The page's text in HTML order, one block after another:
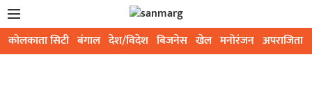
कोलकाता सिटी बंगाल देश/विदेश बिजनेस खेल मनोरंजन अपराजिता